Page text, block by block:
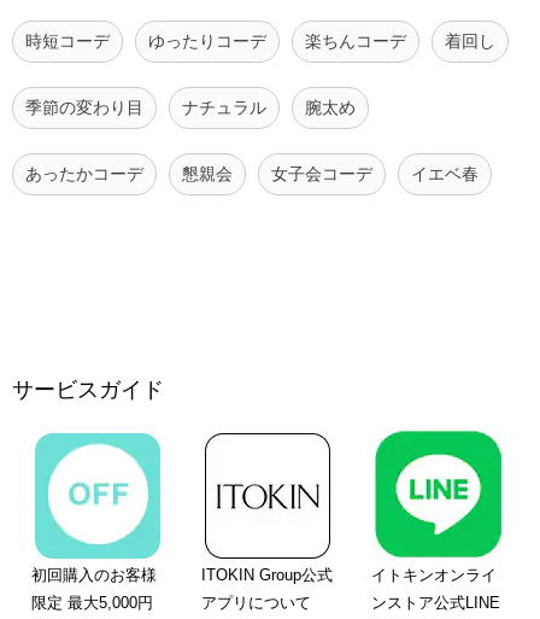
時短コーデ ゆったりコーデ 楽ちんコーデ 着回し
季節の変わり目 ナチュラル 腕太め
あったかコーデ 懇親会 女子会コーデ イエベ春
サービスガイド
初回購入のお客様
限定 最大5,000円
ITOKIN Group公式
アプリについて
イトキンオンライ
ンストア公式LINE